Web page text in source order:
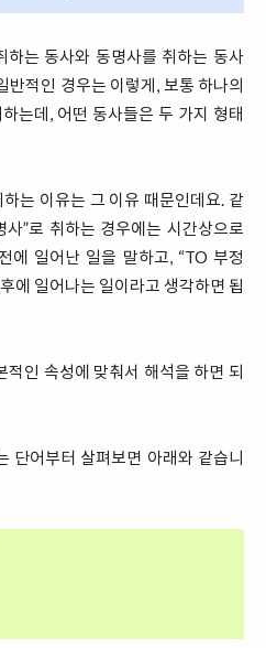
는 동사와 동명사를 취하는 동사
반적인 경우는 이렇게, 보통 하나의
는데, 어떤 동사들은 두 가지 형태
는 이유는 그 이유 때문인데요. 같
”로 취하는 경우에는 시간상으로
에 일어난 일을 말하고, “TO 부정
에 일어나는 일이라고 생각하면 됩
적인 속성에 맞춰서 해석을 하면 되
단어부터 살펴보면 아래와 같습니